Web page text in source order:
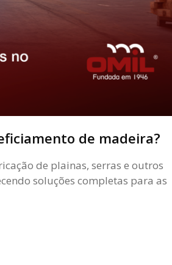
de madeira?
de plainas, serras e outros
soluções completas para as